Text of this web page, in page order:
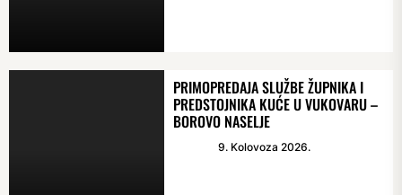
PRIMOPREDAJA SLUŽBE ŽUPNIKA I
PREDSTOJNIKA KUĆE U VUKOVARU –
BOROVO NASELJE
9. Kolovoza 2026.